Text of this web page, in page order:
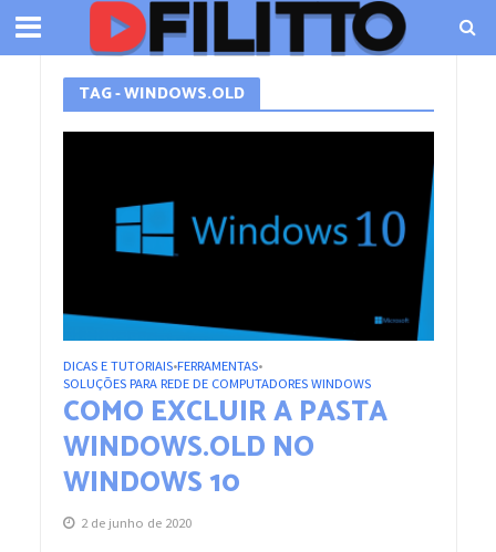
TAG - WINDOWS.OLD
DICAS E TUTORIAIS•FERRAMENTAS•
SOLUÇÕES PARA REDE DE COMPUTADORES WINDOWS
COMO EXCLUIR A PASTA
WINDOWS.OLD NO
WINDOWS 10
2 de junho de 2020